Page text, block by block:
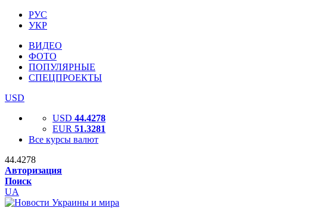
РУС
УКР
ВИДЕО
ФОТО
ПОПУЛЯРНЫЕ
СПЕЦПРОЕКТЫ
USD
USD 44.4278
EUR 51.3281
Все курсы валют
44.4278
Авторизация
Поиск
UA